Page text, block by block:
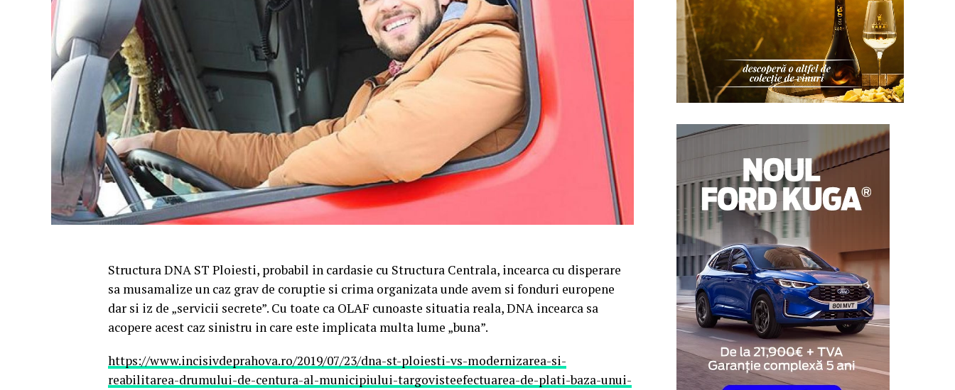
Structura DNA ST Ploiesti, probabil in cardasie cu Structura Centrala, incearca cu disperare
sa musamalize un caz grav de coruptie si crima organizata unde avem si fonduri europene
dar si iz de „servicii secrete”. Cu toate ca OLAF cunoaste situatia reala, DNA incearca sa
acopere acest caz sinistru in care este implicata multa lume „buna”.
https://www.incisivdeprahova.ro/2019/07/23/dna-st-ploiesti-vs-modernizarea-si-
reabilitarea-drumului-de-centura-al-municipiului-targovisteefectuarea-de-plati-baza-unui-